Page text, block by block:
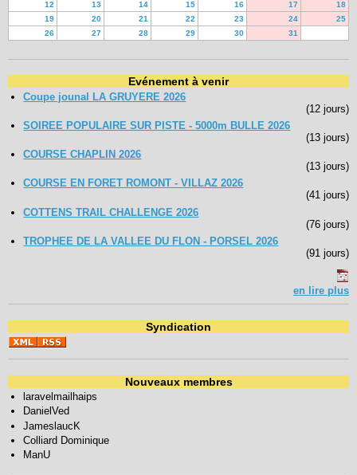
12
13 14 15 16 17
18
19
20 21 22 23 24
25
26
27 28 29 30 31
Evénement à venir
Coupe jounal LA GRUYERE 2026
(12 jours)
SOIREE POPULAIRE SUR PISTE - 5000m BULLE 2026
(13 jours)
COURSE CHAPLIN 2026
(13 jours)
COURSE EN FORET ROMONT - VILLAZ 2026
(41 jours)
COTTENS TRAIL CHALLENGE 2026
(76 jours)
TROPHEE DE LA VALLEE DU FLON - PORSEL 2026
(91 jours)
en lire plus
Syndication
Nouveaux membres
laravelmailhaips
DanielVed
JameslaucK
Colliard Dominique
ManU